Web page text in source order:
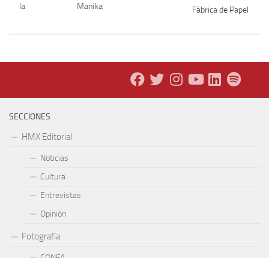
Manika Fábrica de Papel
SECCIONES
HMX Editorial
Noticias
Cultura
Entrevistas
Opinión
Fotografía